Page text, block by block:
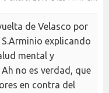
de Velasco por
explicando
mental y
no es verdad, que
en contra del